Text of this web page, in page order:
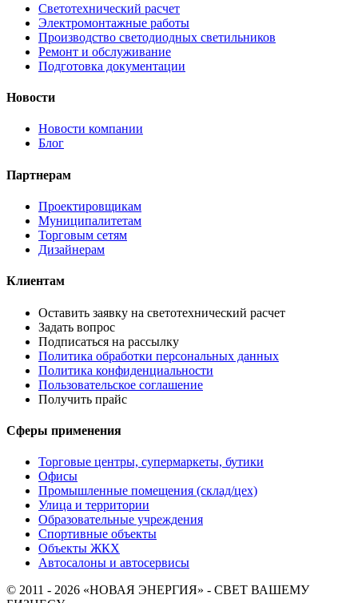
Светотехнический расчет
Электромонтажные работы
Производство светодиодных светильников
Ремонт и обслуживание
Подготовка документации
Новости
Новости компании
Блог
Партнерам
Проектировщикам
Муниципалитетам
Торговым сетям
Дизайнерам
Клиентам
Оставить заявку на светотехнический расчет
Задать вопрос
Подписаться на рассылку
Политика обработки персональных данных
Политика конфиденциальности
Пользовательское соглашение
Получить прайс
Сферы применения
Торговые центры, супермаркеты, бутики
Офисы
Промышленные помещения (склад/цех)
Улица и территории
Образовательные учреждения
Спортивные объекты
Объекты ЖКХ
Автосалоны и автосервисы
© 2011 - 2026 «НОВАЯ ЭНЕРГИЯ» - СВЕТ ВАШЕМУ